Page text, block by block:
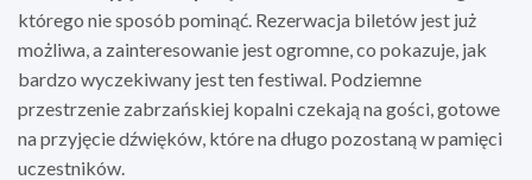
którego nie sposób pominąć. Rezerwacja biletów jest już
możliwa, a zainteresowanie jest ogromne, co pokazuje, jak
bardzo wyczekiwany jest ten festiwal. Podziemne
przestrzenie zabrzańskiej kopalni czekają na gości, gotowe
na przyjęcie dźwięków, które na długo pozostaną w pamięci
uczestników.